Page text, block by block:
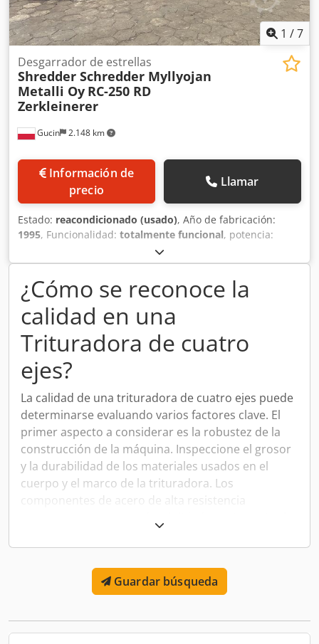
1 /7
Gucin 2.148 km
Desgarrador de estrellas
Shredder Schredder Myllyojan
Metalli Oy RC-250 RD
Zerkleinerer
Información de
precio
Llamar
Estado: reacondicionado (usado), Año de fabricación:
1995, Funcionalidad: totalmente funcional, potencia:
, anchura de la abertura de llenado:
700 mm, longitud de la abertura de llenado:1.200 mm,
velocidad de giro (máx.):
, velocidad de rotación
(mín.):950 rpm, - Motor: Deutz 500 CV - Dimensiones de la
abertura de alimentación: 1200x700 mm - Rotor: 4 ejes y
40 estrellas - 950-1050 rpm - Rendimiento: 4-6 t/h - incl.
rotor de repuesto nuevo y estrellas - completamente
revisado y modernizado Dodpsy I Uwasfx Akujkr
¿Cómo se reconoce la
calidad en una
Trituradora de cuatro
ejes?
La calidad de una trituradora de cuatro ejes puede
determinarse evaluando varios factores clave. El
primer aspecto a considerar es la robustez de la
construcción de la máquina. Inspeccione el grosor
y la durabilidad de los materiales usados en el
cuerpo y el marco de la trituradora. Los
componentes de acero de alta resistencia
Las cuchillas de la trituradora son cruciales para su
materiales de alta calidad como el acero
endurecido. Además, verifique que se puedan
Guardar búsqueda